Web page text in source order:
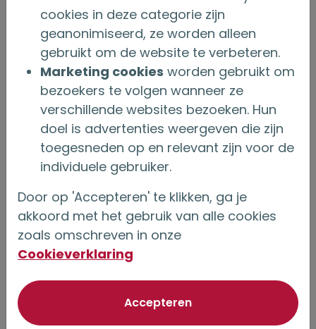
onder deze doelgroep. Terwijl er vaak meer
mogelijk is dan zij denken. Dat bewustzijn
creëren is een belangrijk onderdeel van mijn
werk.”
Ook vermogensoverdracht en nalatenschap
verdienen aandacht. "Ik verbaas me erover dat
senioren vaak nog niet hebben nagedacht
over een testament, zowel voor tijdens hun
leven als na overlijden. Juist nu is dat gesprek
belangrijk."
Goed adviseren is voor Stephan meer dan de
binnenkomt. Naarmate mensen ouder worden,
worden deze onderwerpen belangrijker.
cookies in deze categorie zijn
geanonimiseerd, ze worden alleen
gebruikt om de website te verbeteren.
Marketing cookies worden gebruikt om
bezoekers te volgen wanneer ze
verschillende websites bezoeken. Hun
doel is advertenties weergeven die zijn
toegesneden op en relevant zijn voor de
individuele gebruiker.
Door op 'Accepteren' te klikken, ga je
akkoord met het gebruik van alle cookies
zoals omschreven in onze
Cookieverklaring
Accepterenvan optionele